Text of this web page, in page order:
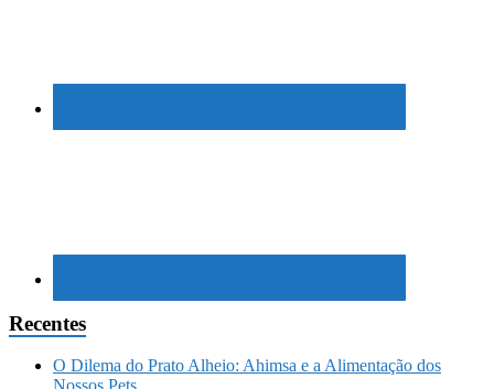
Recentes
O Dilema do Prato Alheio: Ahimsa e a Alimentação dos